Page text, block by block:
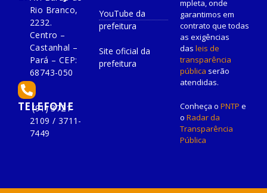
Rio Branco,
2232.
Centro –
Castanhal –
Pará – CEP:
68743-050
TELEFONE
(91) 3721-
2109 / 3711-
7449
YouTube da
prefeitura
Site oficial da
prefeitura
mpleta, onde
garantimos em
contrato que todas
as exigências
das leis de
transparência
pública serão
atendidas.
Conheça o PNTP e
o Radar da
Transparência
Pública